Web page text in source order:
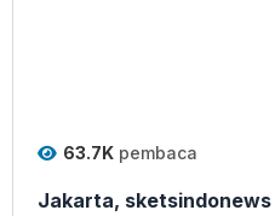
63.7K pembaca
Jakarta, sketsindonews